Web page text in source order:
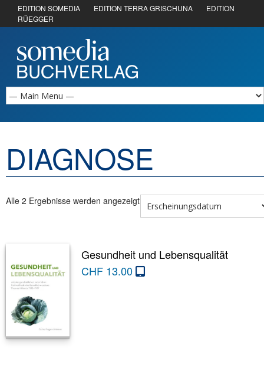
EDITION SOMEDIA EDITION TERRA GRISCHUNA
EDITION
RÜEGGER
DIAGNOSE
Alle 2 Ergebnisse werden angezeigt
Gesundheit und Lebensqualität
CHF13.00